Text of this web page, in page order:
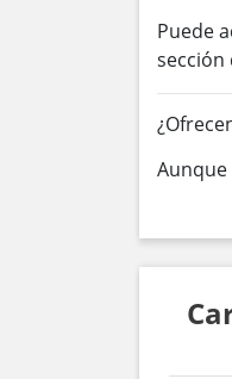
Puede
sección